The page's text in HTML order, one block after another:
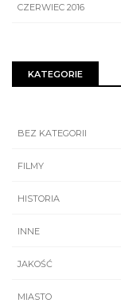
CZERWIEC 2016
KATEGORIE
BEZ KATEGORII
FILMY
HISTORIA
INNE
JAKOŚĆ
MIASTO